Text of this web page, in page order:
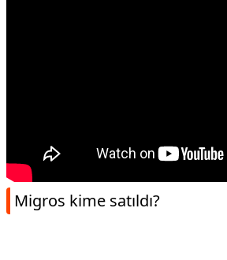
Migros kime satıldı?